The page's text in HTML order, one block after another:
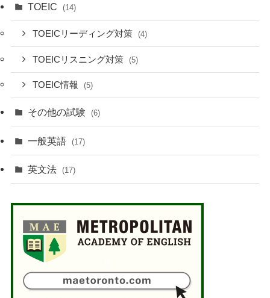
TOEIC (14)
TOEICリーディング対策 (4)
TOEICリスニング対策 (5)
TOEIC情報 (5)
その他の試験 (6)
一般英語 (17)
英文法 (17)